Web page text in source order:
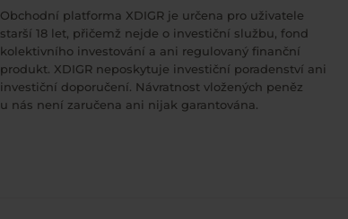
Obchodní platforma XDIGR je určena pro uživatele
starší 18 let, přičemž nejde o investiční službu, fond
kolektivního investování a ani regulovaný finanční
produkt. XDIGR neposkytuje investiční poradenství ani
investiční doporučení. Návratnost vložených peněz
u nás není zaručena ani nijak garantována.